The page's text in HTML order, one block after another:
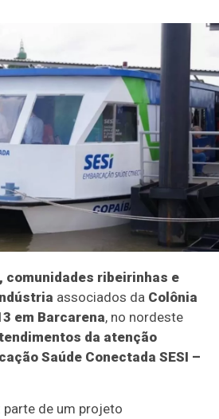
comunidades ribeirinhas e
associados da Colônia
em Barcarena, no nordeste
da atenção
Saúde Conectada SESI –
de um projeto